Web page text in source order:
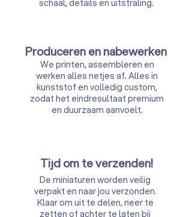
schaal, details en uitstraling.
Produceren en nabewerken
We printen, assembleren en
werken alles netjes af. Alles in
kunststof en volledig custom,
zodat het eindresultaat premium
en duurzaam aanvoelt.
Tijd om te verzenden!
De miniaturen worden veilig
verpakt en naar jou verzonden.
Klaar om uit te delen, neer te
zetten of achter te laten bij